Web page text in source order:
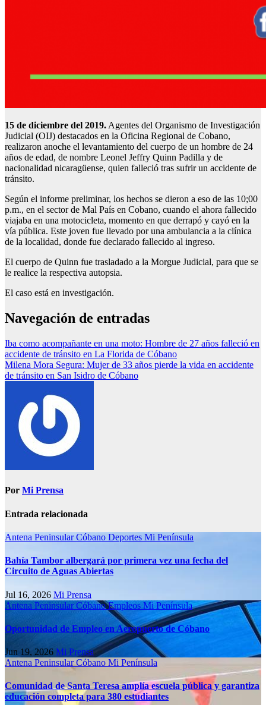
15 de diciembre del 2019.Agentes del Organismo de Investigación
Judicial (OIJ) destacados en la Oficina Regional de Cobano,
realizaron anoche el levantamiento del cuerpo de un hombre de 24
años de edad, de nombre Leonel Jeffry Quinn Padilla y de
nacionalidad nicaragüense, quien falleció tras sufrir un accidente de
tránsito.
Según el informe preliminar, los hechos se dieron a eso de las 10;00
p.m., en el sector de Mal País en Cobano, cuando el ahora fallecido
viajaba en una motocicleta, momento en que derrapó y cayó en la
vía pública. Este joven fue llevado por una ambulancia a la clínica
de la localidad, donde fue declarado fallecido al ingreso.
El cuerpo de Quinn fue trasladado a la Morgue Judicial, para que se
le realice la respectiva autopsia.
El caso está en investigación.
Navegación de entradas
Iba como acompañante en una moto: Hombre de 27 años falleció en
accidente de tránsito en La Florida de Cóbano
Milena Mora Segura: Mujer de 33 años pierde la vida en accidente
de tránsito en San Isidro de Cóbano
Por Mi Prensa
Entrada relacionada
Antena PeninsularCóbano Deportes Mi Península
Bahía Tambor albergará por primera vez una fecha del
Circuito de Aguas Abiertas
Jul 16, 2026 Mi Prensa
Antena PeninsularCóbanoEmpleos Mi Península
Oportunidad de Empleo en Aeropuerto de Cóbano
Jun 19, 2026 Mi Prensa
Antena PeninsularCóbano Mi Península
Comunidad de Santa Teresa amplía escuela pública y garantiza
educación completa para 380 estudiantes